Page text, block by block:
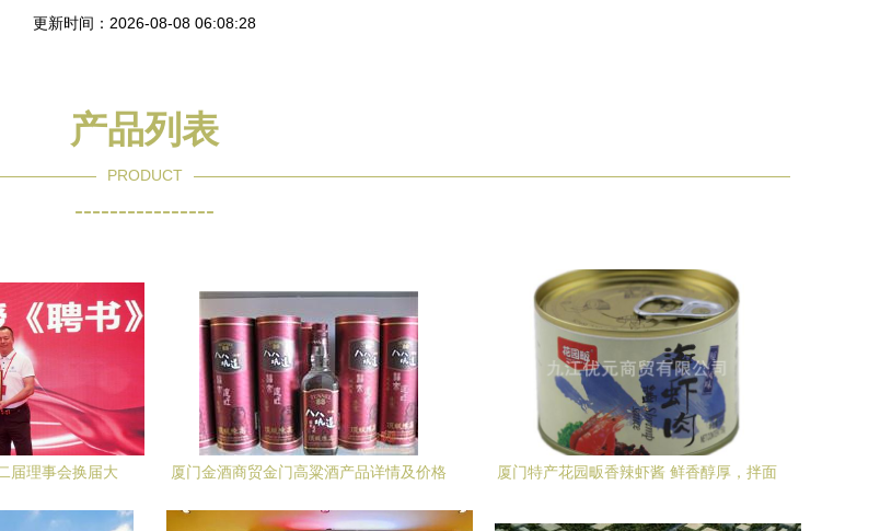
更新时间：2026-08-08 06:08:28
产品列表
PRODUCT
----------------
届理事会换届大
厦门金酒商贸金门高粱酒产品详情及价格
厦门特产花园畈香辣虾酱 鲜香醇厚，拌面